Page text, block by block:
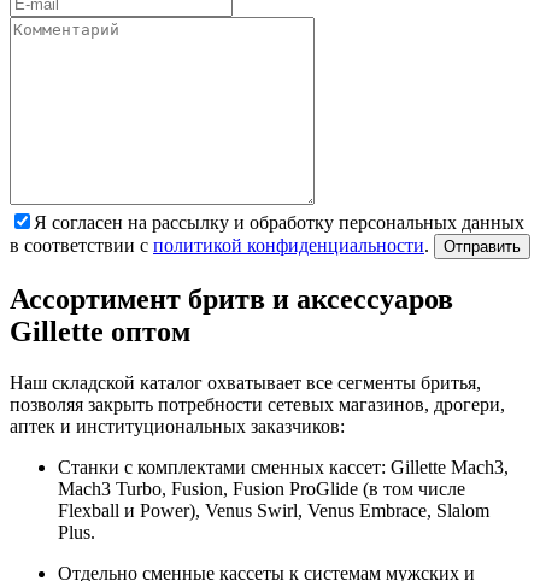
Я согласен на рассылку и обработку персональных данных
в соответствии с политикой конфиденциальности. Отправить
Ассортимент бритв и аксессуаров
Gillette оптом
Наш складской каталог охватывает все сегменты бритья,
позволяя закрыть потребности сетевых магазинов, дрогери,
аптек и институциональных заказчиков:
Станки с комплектами сменных кассет: Gillette Mach3,
Mach3 Turbo, Fusion, Fusion ProGlide (в том числе
Flexball и Power), Venus Swirl, Venus Embrace, Slalom
Plus.
Отдельно сменные кассеты к системам мужских и